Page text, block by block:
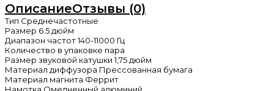
ОписаниеОтзывы (0)
Тип Среднечастотные
Размер 6.5 дюйм
Диапазон частот 140-11000 Гц
Количество в упаковке пара
Размер звуковой катушки 1,75 дюйм
Материал диффузора Прессованная бумага
Материал магнита Феррит
Намотка Омедненный алюминий